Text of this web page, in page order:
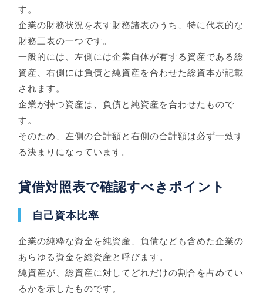
す。
企業の財務状況を表す財務諸表のうち、特に代表的な
財務三表の一つです。
一般的には、左側には企業自体が有する資産である総
資産、右側には負債と純資産を合わせた総資本が記載
されます。
企業が持つ資産は、負債と純資産を合わせたもので
す。
そのため、左側の合計額と右側の合計額は必ず一致す
る決まりになっています。
貸借対照表で確認すべきポイント
自己資本比率
企業の純粋な資金を純資産、負債なども含めた企業の
あらゆる資金を総資産と呼びます。
純資産が、総資産に対してどれだけの割合を占めてい
るかを示したものです。